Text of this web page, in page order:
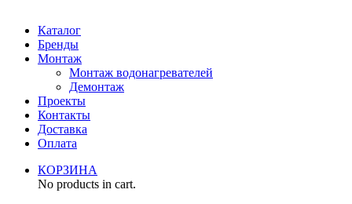
Каталог
Бренды
Монтаж
Монтаж водонагревателей
Демонтаж
Проекты
Контакты
Доставка
Оплата
КОРЗИНА
No products in cart.